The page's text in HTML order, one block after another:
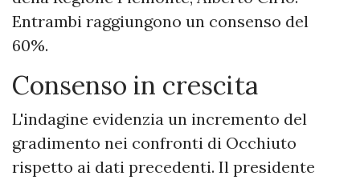
Entrambi raggiungono un consenso del
60%.
Consenso in crescita
L'indagine evidenzia un incremento del
gradimento nei confronti di Occhiuto
rispetto ai dati precedenti. Il presidente